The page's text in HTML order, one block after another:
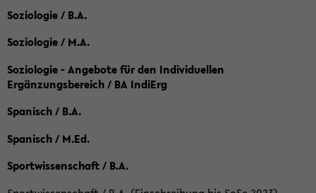
Soziologie / B.A.
Soziologie / M.A.
Soziologie - Angebote für den Individuellen
Ergänzungsbereich / BA IndiErg
Spanisch / B.A.
Spanisch / M.Ed.
Sportwissenschaft / B.A.